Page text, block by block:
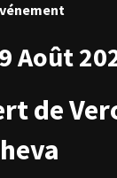
Août
de